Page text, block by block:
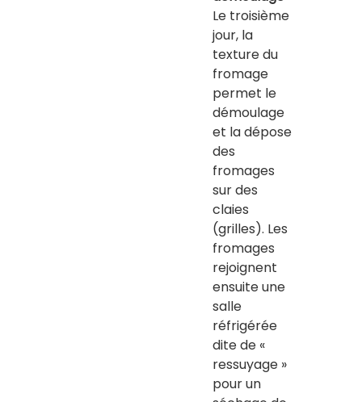
Le troisième
jour, la
texture du
fromage
permet le
démoulage
et la dépose
des
fromages
sur des
claies
(grilles). Les
fromages
rejoignent
ensuite une
salle
réfrigérée
dite de «
ressuyage »
pour un